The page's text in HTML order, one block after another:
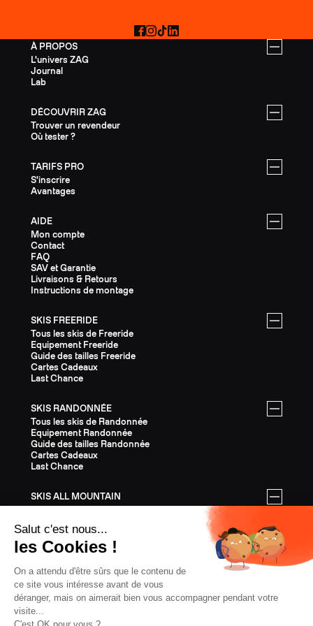
À PROPOS
L'univers ZAG
Journal
Lab
DÉCOUVRIR ZAG
Trouver un revendeur
Où tester ?
TARIFS PRO
S'inscrire
Avantages
AIDE
Mon compte
Contact
FAQ
SAV et Garantie
Livraisons & Retours
Instructions de montage
SKIS FREERIDE
Tous les skis de Freeride
Equipement Freeride
Guide des tailles Freeride
Cartes Cadeaux
Last Chance
SKIS RANDONNÉE
Tous les skis de Randonnée
Equipement Randonnée
Guide des tailles Randonnée
Cartes Cadeaux
Last Chance
SKIS ALL MOUNTAIN
Guide des tailles All Mountain
Cartes Cadeaux
Last Chance
ÉQUIPEMENT
Tout l'Équipement
Casques
Fixations
Facebook
Instagram
TikTokLinkedIn